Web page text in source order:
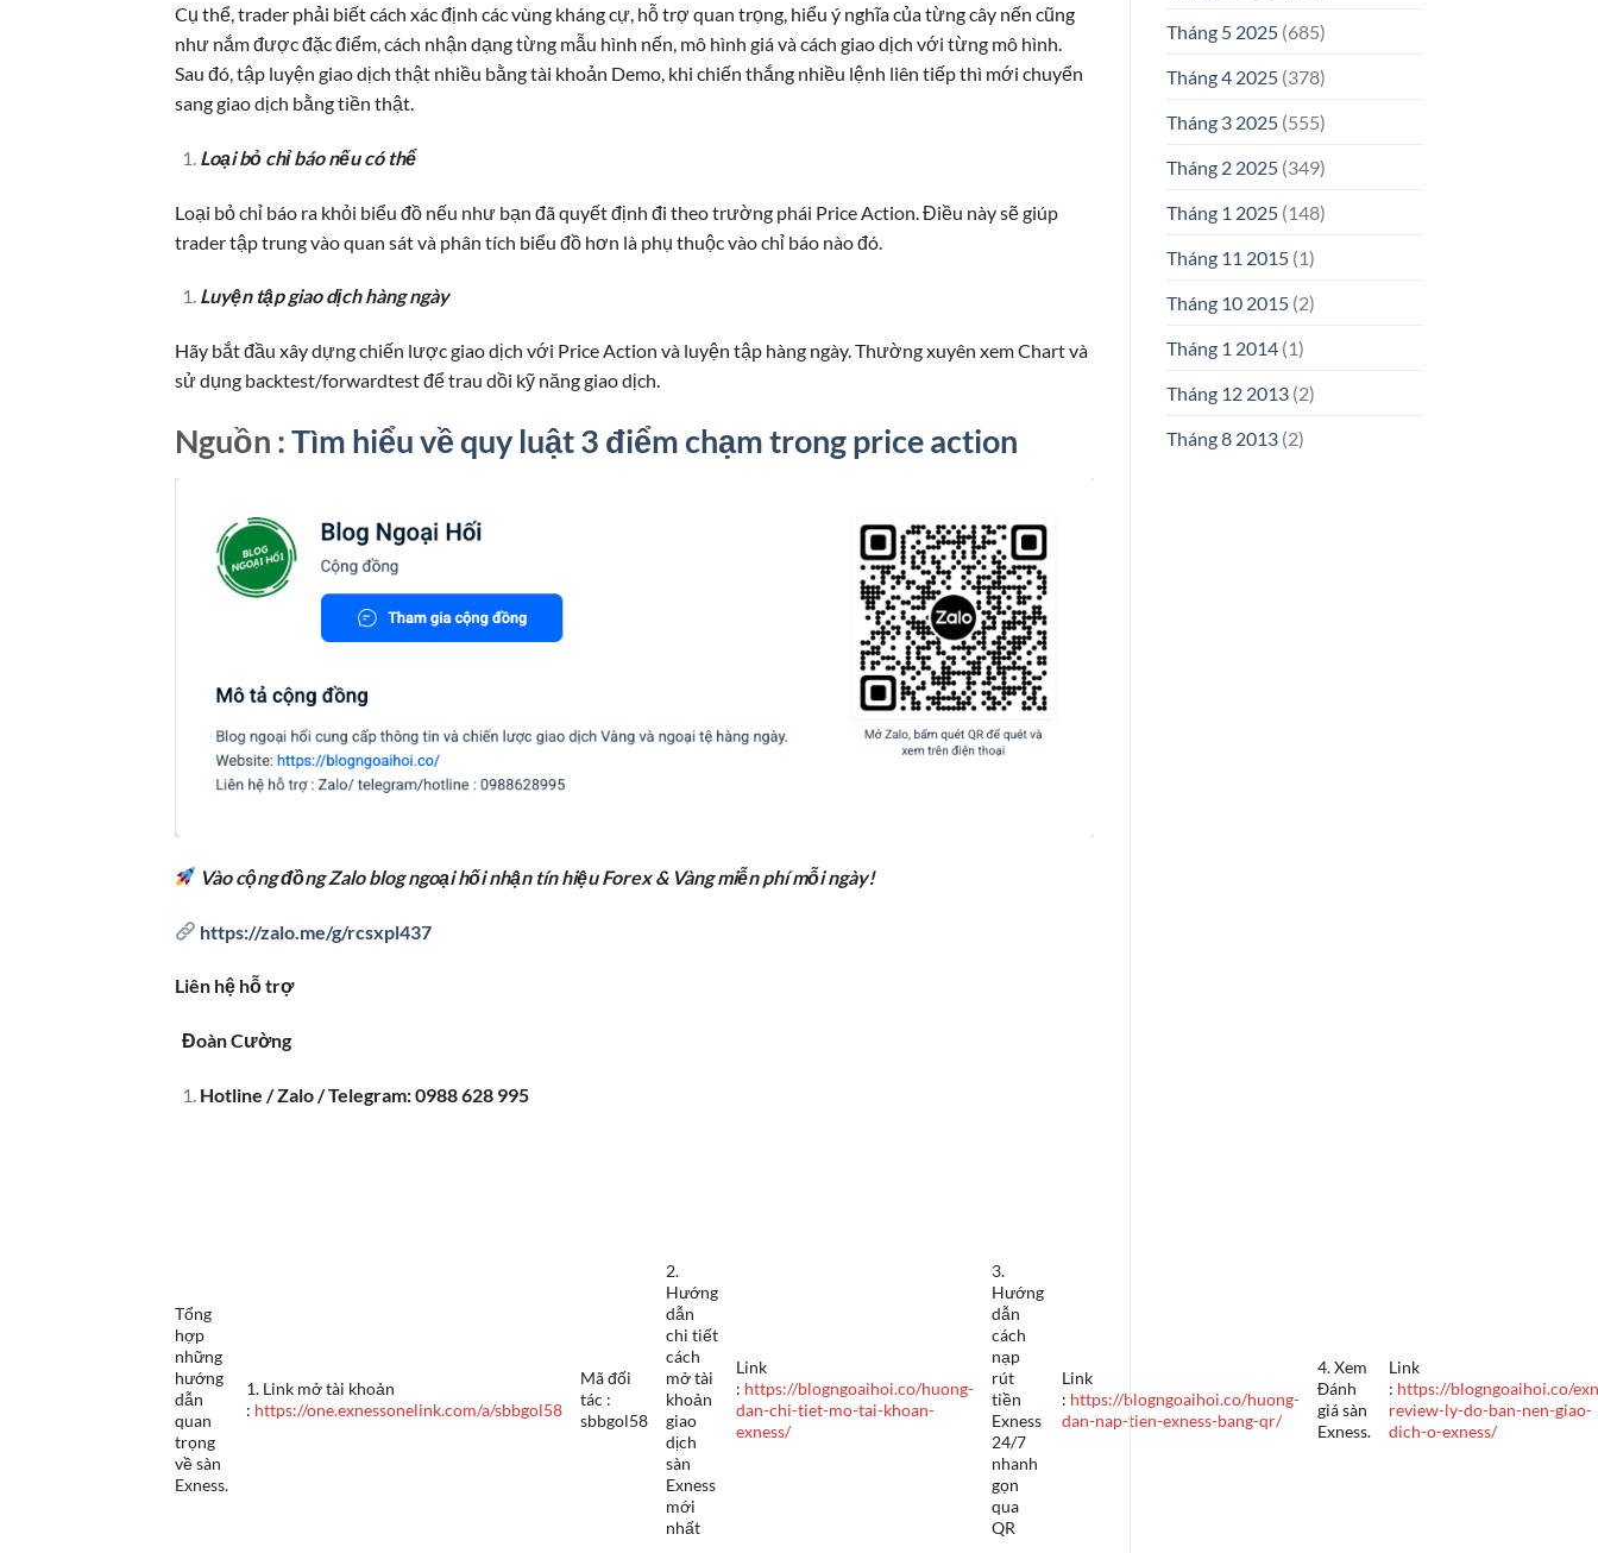
Cụ thể, trader phải biết cách xác định các vùng kháng cự, hỗ trợ quan trọng, hiểu ý nghĩa của từng cây nến cũng
như nắm được đặc điểm, cách nhận dạng từng mẫu hình nến, mô hình giá và cách giao dịch với từng mô hình.
Sau đó, tập luyện giao dịch thật nhiều bằng tài khoản Demo, khi chiến thắng nhiều lệnh liên tiếp thì mới chuyển
sang giao dịch bằng tiền thật.
Loại bỏ chỉ báo nếu có thể
Loại bỏ chỉ báo ra khỏi biểu đồ nếu như bạn đã quyết định đi theo trường phái Price Action. Điều này sẽ giúp
trader tập trung vào quan sát và phân tích biểu đồ hơn là phụ thuộc vào chỉ báo nào đó.
Luyện tập giao dịch hàng ngày
Hãy bắt đầu xây dựng chiến lược giao dịch với Price Action và luyện tập hàng ngày. Thường xuyên xem Chart và
sử dụng backtest/forwardtest để trau dồi kỹ năng giao dịch.
Nguồn :Tìm hiểu về quy luật 3 điểm chạm trong price action
Vào cộng đồng Zalo blog ngoại hối nhận tín hiệu Forex & Vàng miễn phí mỗi ngày!
https://zalo.me/g/rcsxpl437
Liên hệ hỗ trợ
Đoàn Cường
Hotline / Zalo / Telegram: 0988 628 995
Tổng
hợp
những
hướng
dẫn
quan
trọng
về sàn
Exness.
1. Link mở tài khoản
: https://one.exnessonelink.com/a/sbbgol58
Mã đối
tác :
sbbgol58
2.
Hướng
dẫn
chi tiết
cách
mở tài
khoản
giao
dịch
sàn
Exness
mới
nhất
Link
: https://blogngoaihoi.co/huong-
dan-chi-tiet-mo-tai-khoan-
exness/
3.
Hướng
dẫn
cách
nạp
rút
tiền
Exness
24/7
nhanh
gọn
qua
QR
Link
: https://blogngoaihoi.co/huong-
dan-nap-tien-exness-bang-qr/
4. Xem
Đánh
giá sàn
Exness.
Link
: https://blogngoaihoi.co/
review-ly-do-ban-nen-giao-
dich-o-exness/
Tháng 5 2025(685)
Tháng 4 2025(378)
Tháng 3 2025(555)
Tháng 2 2025(349)
Tháng 1 2025(148)
Tháng 11 2015(1)
Tháng 10 2015(2)
Tháng 1 2014(1)
Tháng 12 2013(2)
Tháng 8 2013(2)